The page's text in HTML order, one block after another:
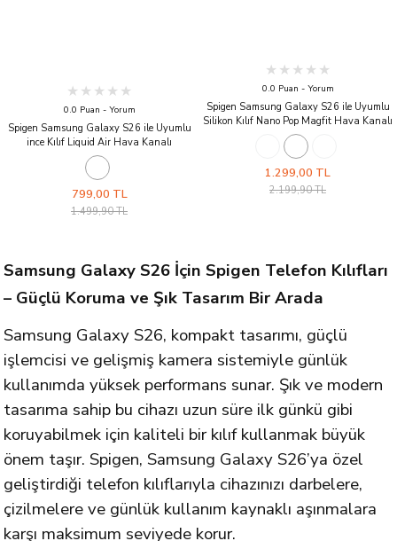
0.0 Puan - Yorum
Spigen Samsung Galaxy S26 ile Uyumlu
ince Kılıf Liquid Air Hava Kanalı
Teknolojisi™ Askeri Sınıf Koruma Dokulu
Yüzey Kapak Matte Black
799,00 TL
1.499,90 TL
0.0 Puan - Yorum
Spigen Samsung Galaxy S26 ile Uyumlu
Silikon Kılıf Nano Pop Magfit Hava Kanalı
Teknolojisi™ Askeri Sınıf Koruma MagFit
Kaymaz Kapak Avo Green
1.299,00 TL
2.199,90 TL
Samsung Galaxy S26 İçin Spigen Telefon Kılıfları
– Güçlü Koruma ve Şık Tasarım Bir Arada
Samsung Galaxy S26, kompakt tasarımı, güçlü
işlemcisi ve gelişmiş kamera sistemiyle günlük
kullanımda yüksek performans sunar. Şık ve modern
tasarıma sahip bu cihazı uzun süre ilk günkü gibi
koruyabilmek için kaliteli bir kılıf kullanmak büyük
önem taşır. Spigen, Samsung Galaxy S26’ya özel
geliştirdiği telefon kılıflarıyla cihazınızı darbelere,
çizilmelere ve günlük kullanım kaynaklı aşınmalara
karşı maksimum seviyede korur.